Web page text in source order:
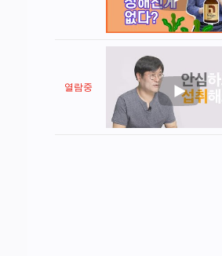
열람중